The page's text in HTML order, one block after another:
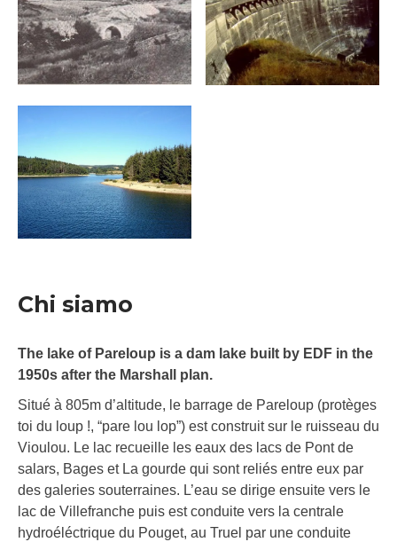
Chi siamo
The lake of Pareloup is a dam lake built by EDF in the
1950s after the Marshall plan.
Situé à 805m d’altitude, le barrage de Pareloup (protèges
toi du loup !, “pare lou lop”) est construit sur le ruisseau du
Vioulou. Le lac recueille les eaux des lacs de Pont de
salars, Bages et La gourde qui sont reliés entre eux par
des galeries souterraines. L’eau se dirige ensuite vers le
lac de Villefranche puis est conduite vers la centrale
hydroéléctrique du Pouget, au Truel par une conduite